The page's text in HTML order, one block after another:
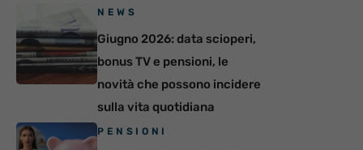
NEWS
Giugno 2026: data scioperi,
bonus TV e pensioni, le
novità che possono incidere
sulla vita quotidiana
PENSIONI